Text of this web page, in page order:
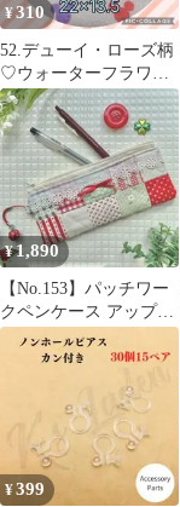
¥310
52.デューイ・ローズ柄
♡ウォーターフラワ
ー LIBERTY生地
¥1,890
【No.153】パッチワー
クペンケース アップル
カラー 編み物 ハンドメ
¥399